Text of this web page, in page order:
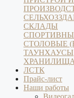
СКЛАДЫ
СТОЛОВЫЕ
ТАУНХАУСЫ
ХРАНИЛИЩА
ЛСТК
Прайс-лист
Наши работы